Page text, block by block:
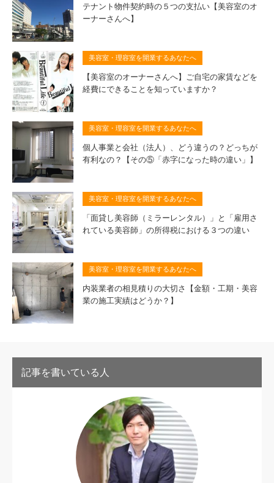
テナント物件契約時の５つの支払い【美容室のオ
ーナーさんへ】
美容室・理容室を開業するあなたへ
【美容室のオーナーさんへ】ご自宅の家賃などを
経費にできることを知っていますか？
美容室・理容室を開業するあなたへ
個人事業と会社（法人）、どう違うの？どっちが
有利なの？【その⑤「赤字になった時の違い」】
美容室・理容室を開業するあなたへ
「面貸し美容師（ミラーレンタル）」と「雇用さ
れている美容師」の所得税における３つの違い
美容室・理容室を開業するあなたへ
内装業者の相見積りの大切さ【金額・工期・美容
業の施工実績はどうか？】
記事を書いている人